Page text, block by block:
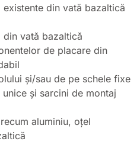
din vată bazaltică
din vată bazaltică
de placare din
și/sau de pe schele fixe
și sarcini de montaj
aluminiu, oțel